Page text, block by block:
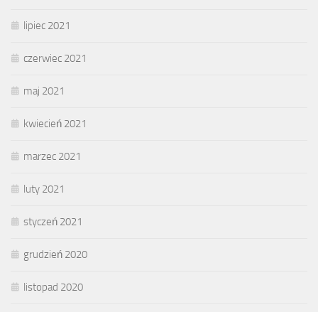
lipiec 2021
czerwiec 2021
maj 2021
kwiecień 2021
marzec 2021
luty 2021
styczeń 2021
grudzień 2020
listopad 2020